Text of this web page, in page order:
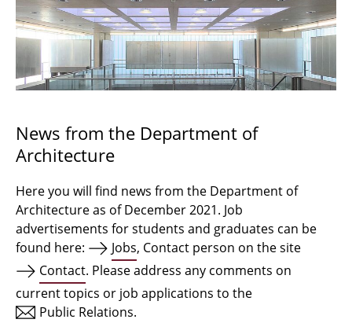
Admission procedure 2024
Bachelor Architecture
Bachelor Architecture+
Qualification profile
Semester Programme
Internationales
Facilities
News from the Department of
Architecture
Here you will find news from the Department of
Architecture as of December 2021. Job
advertisements for students and graduates can be
found here:
Jobs, Contact person on the site
Contact. Please address any comments on
current topics or job applications to the
Public Relations.